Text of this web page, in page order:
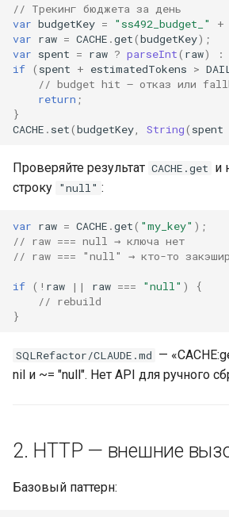
// Трекинг бюджета за день
var budgetKey = "ss492_budget_" +
var raw = CACHE .get(budgetKey);
var spent = raw ? parseInt( raw) :
if ( spent + estimatedTokens >
// budget hit — отказ или
return ;
}
CACHE . set(budgetKey String( spent
Проверяйте результат CACHE.get и
строку "null" :
var raw = CACHE .get( "my_key" );
// raw === null → ключа нет
// raw === "null" → кто-то
if ( ! raw || raw === "null" )
{
// rebuild
}
SQLRefactor/CLAUDE.md —
nil и ~= "null". Нет API для ручного
2. HTTP — внешние
Базовый паттерн: